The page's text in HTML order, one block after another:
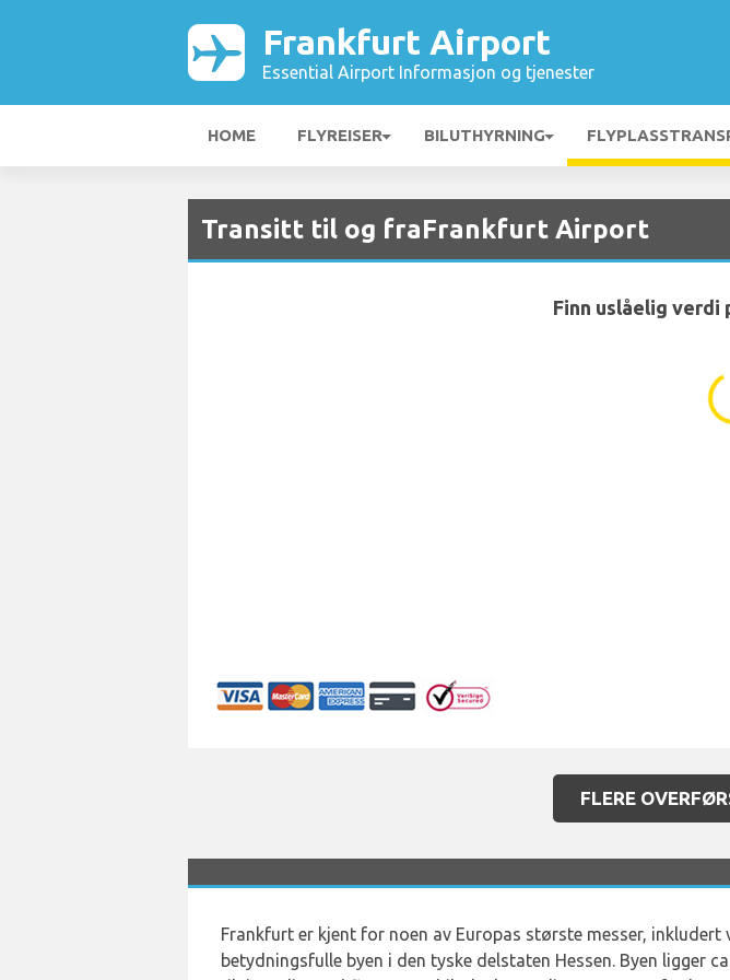
Frankfurt Airport
Essential Airport Informasjon og tjenester
HOME FLYREISER BILUTHYRNING
Transitt til og fraFrankfurt Airport
Finn uslåelig
FLERE
Frankfurt er kjent for noen av Europas største messer,
betydningsfulle byen i den tyske delstaten Hessen. Byen ligger